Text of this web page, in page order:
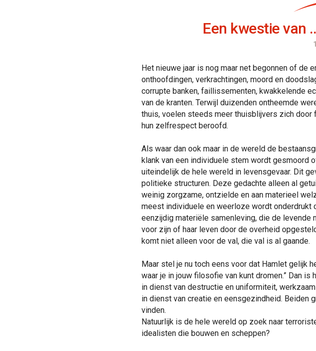
Een kwestie van
Het nieuwe jaar is nog maar net begonnen of de
onthoofdingen, verkrachtingen, moord en
corrupte banken, faillissementen, kwakkelende
van de kranten. Terwijl duizenden ontheemde
thuis, voelen steeds meer thuisblijvers zich door
hun zelfrespect beroofd.
Als waar dan ook maar in de wereld de
klank van een individuele stem wordt gesmoord
uiteindelijk de hele wereld in levensgevaar. Dit
politieke structuren. Deze gedachte alleen al
weinig zorgzame, ontzielde en aan materieel
meest individuele en weerloze wordt onderdrukt
eenzijdig materiële samenleving, die de
voor zijn of haar leven door de overheid
komt niet alleen voor de val, die val is al gaande.
Maar stel je nu toch eens voor dat Hamlet gelijk
waar je in jouw filosofie van kunt dromen.” Dan
in dienst van destructie en uniformiteit,
in dienst van creatie en eensgezindheid. Beiden
vinden.
Natuurlijk is de hele wereld op zoek naar
idealisten die bouwen en scheppen?